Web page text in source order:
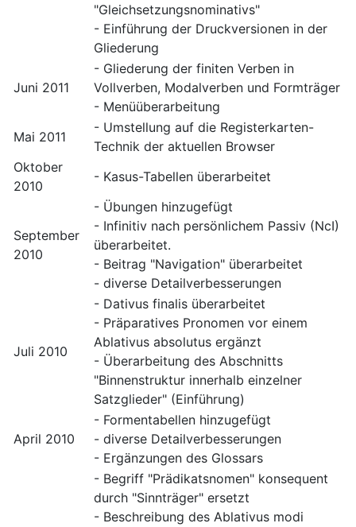
"Gleichsetzungsnominativs"
- Einführung der Druckversionen in der
Gliederung
Juni 2011
- Gliederung der finiten Verben in
Vollverben, Modalverben und Formträger
- Menüüberarbeitung
Mai 2011
- Umstellung auf die Registerkarten-
Technik der aktuellen Browser
Oktober
2010
- Kasus-Tabellen überarbeitet
September
2010
- Übungen hinzugefügt
- Infinitiv nach persönlichem Passiv (NcI)
überarbeitet.
- Beitrag "Navigation" überarbeitet
- diverse Detailverbesserungen
Juli 2010
- Dativus finalis überarbeitet
- Präparatives Pronomen vor einem
Ablativus absolutus ergänzt
- Überarbeitung des Abschnitts
"Binnenstruktur innerhalb einzelner
Satzglieder" (Einführung)
April 2010
- Formentabellen hinzugefügt
- diverse Detailverbesserungen
- Ergänzungen des Glossars
- Begriff "Prädikatsnomen" konsequent
durch "Sinnträger" ersetzt
- Beschreibung des Ablativus modi